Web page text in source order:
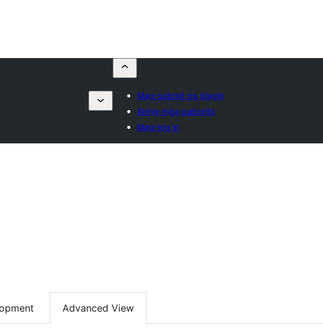
Mag-submit ng plugin
Aking mga paborito
Mag-log in
Advanced View